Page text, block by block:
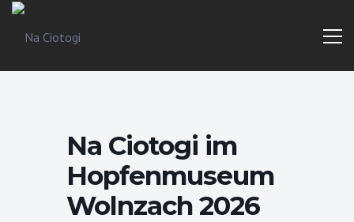
Na Ciotogi im
Hopfenmuseum
Wolnzach 2026